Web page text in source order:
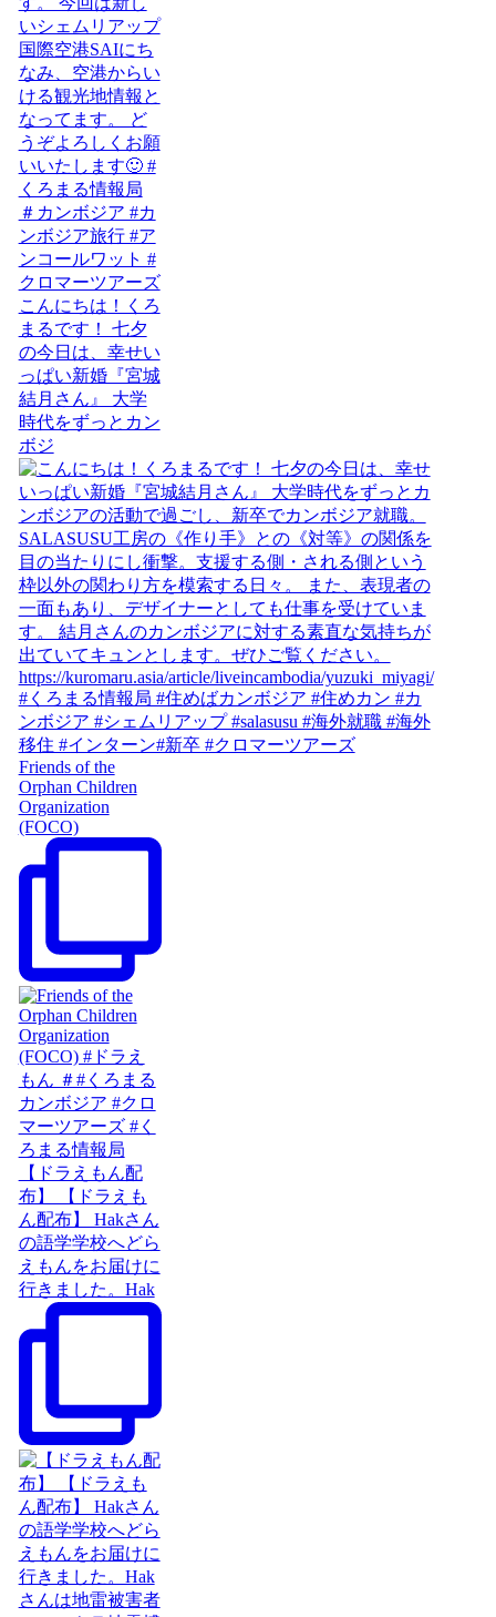
こんにちは！くろ
まるです！ 七夕
の今日は、幸せい
っぱい新婚『宮城
結月さん』 大学
時代をずっとカン
ボジ
Friends of the
Orphan Children
Organization
(FOCO)
【ドラえもん配
布】 【ドラえも
ん配布】 Hakさん
の語学学校へどら
えもんをお届けに
行きました。Hak